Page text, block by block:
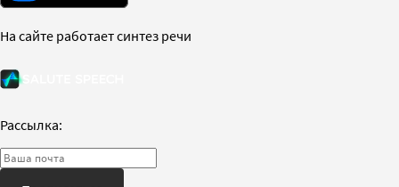
На сайте работает синтез речи
Рассылка: